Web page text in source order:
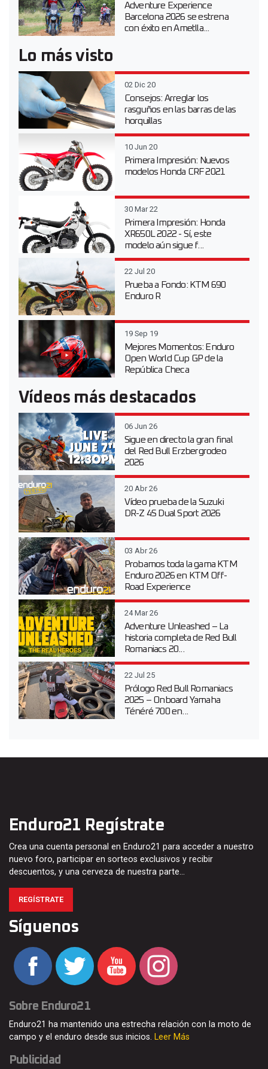
Adventure Experience
Barcelona 2026 se estrena
con éxito en Ametlla...
Lo más visto
02 Dic 20
Consejos: Arreglar los
rasguños en las barras de las
horquillas
10 Jun 20
Primera Impresión: Nuevos
modelos Honda CRF 2021
30 Mar 22
Primera Impresión: Honda
XR650L 2022 - Sí, este
modelo aún sigue f...
22 Jul 20
Prueba a Fondo: KTM 690
Enduro R
19 Sep 19
Mejores Momentos: Enduro
Open World Cup GP de la
República Checa
Vídeos más destacados
06 Jun 26
Sigue en directo la gran final
del Red Bull Erzbergrodeo
2026
20 Abr 26
Vídeo prueba de la Suzuki
DR-Z 4S Dual Sport 2026
03 Abr 26
Probamos toda la gama KTM
Enduro 2026 en KTM Off-
Road Experience
24 Mar 26
Adventure Unleashed – La
historia completa de Red Bull
Romaniacs 20...
22 Jul 25
Prólogo Red Bull Romaniacs
2025 – Onboard Yamaha
Ténéré 700 en...
Enduro21 Regístrate
Crea una cuenta personal en Enduro21 para acceder a nuestro
nuevo foro, participar en sorteos exclusivos y recibir
descuentos, y una cerveza de nuestra parte…
REGÍSTRATE
Síguenos
Sobre Enduro21
Enduro21 ha mantenido una estrecha relación con la moto de
campo y el enduro desde sus inicios. Leer Más
Publicidad